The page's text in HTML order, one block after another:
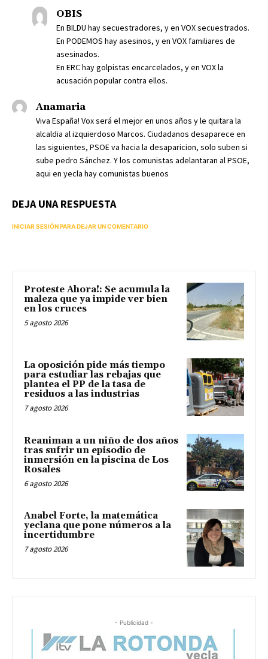
OBIS
En BILDU hay secuestradores, y en VOX secuestrados.
En PODEMOS hay asesinos, y en VOX familiares de
asesinados.
En ERC hay golpistas encarcelados, y en VOX la
acusación popular contra ellos.
Anamaria
Viva España! Vox será el mejor en unos años y le quitara la
alcaldia al izquierdoso Marcos. Ciudadanos desaparece en
las siguientes, PSOE va hacia la desaparicion, solo suben si
sube pedro Sánchez. Y los comunistas adelantaran al PSOE,
aqui en yecla hay comunistas buenos
DEJA UNA RESPUESTA
INICIAR SESIÓN PARA DEJAR UN COMENTARIO
Proteste Ahora!: Se acumula la
maleza que ya impide ver bien
en los cruces
5 agosto 2026
La oposición pide más tiempo
para estudiar las rebajas que
plantea el PP de la tasa de
residuos a las industrias
7 agosto 2026
Reaniman a un niño de dos años
tras sufrir un episodio de
inmersión en la piscina de Los
Rosales
6 agosto 2026
Anabel Forte, la matemática
yeclana que pone números a la
incertidumbre
7 agosto 2026
- Publicidad -